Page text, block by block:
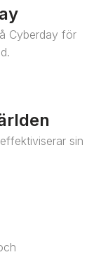
Cyberday för
sin